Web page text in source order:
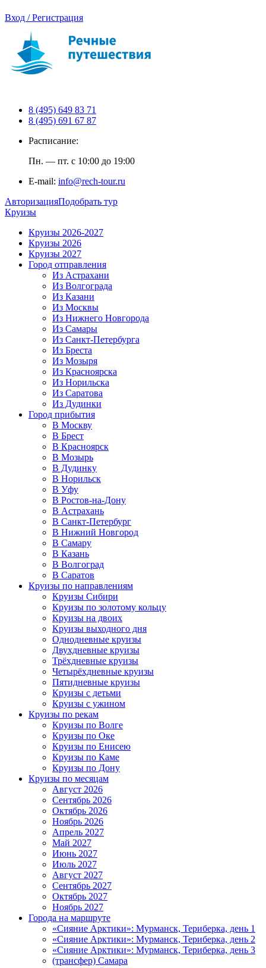
Вход / Регистрация
8 (495) 649 83 71
8 (495) 691 67 87
Расписание:
Пн. — пт. с 10:00 до 19:00
E-mail: info@rech-tour.ru
АвторизацияПодобрать тур
Круизы
Круизы 2026-2027
Круизы 2026
Круизы 2027
Город отправления
Из Астрахани
Из Волгограда
Из Казани
Из Москвы
Из Нижнего Новгорода
Из Самары
Из Санкт-Петербурга
Из Бреста
Из Мозыря
Из Красноярска
Из Норильска
Из Саратова
Из Дудинки
Город прибытия
В Москву
В Брест
В Красноярск
В Мозырь
В Дудинку
В Норильск
В Уфу
В Ростов-на-Дону
В Астрахань
В Санкт-Петербург
В Нижний Новгород
В Самару
В Казань
В Волгоград
В Саратов
Круизы по направлениям
Круизы Сибири
Круизы по золотому кольцу
Круизы на двоих
Круизы выходного дня
Однодневные круизы
Двухдневные круизы
Трёхдневные круизы
Четырёхдневные круизы
Пятидневные круизы
Круизы с детьми
Круизы с ужином
Круизы по рекам
Круизы по Волге
Круизы по Оке
Круизы по Енисею
Круизы по Каме
Круизы по Дону
Круизы по месяцам
Август 2026
Сентябрь 2026
Октябрь 2026
Ноябрь 2026
Апрель 2027
Май 2027
Июнь 2027
Июль 2027
Август 2027
Сентябрь 2027
Октябрь 2027
Ноябрь 2027
Города на маршруте
«Сияние Арктики»: Мурманск, Териберка, день 1
«Сияние Арктики»: Мурманск, Териберка, день 2
«Сияние Арктики»: Мурманск, Териберка, день 3
(трансфер) Самара